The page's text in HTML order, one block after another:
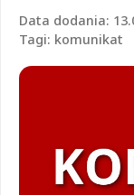
Data dodania:
Tagi: komunikat